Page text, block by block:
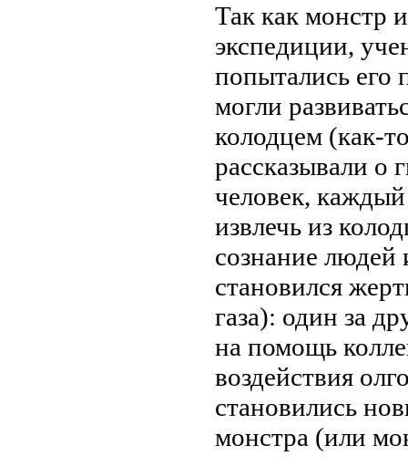
Так как монстр
экспедиции,
попытались его
могли
колодцем (как-
рассказывали о
человек,
извлечь из
сознание людей
становился
газа): один за
на помощь
воздействия
становились
монстра (или